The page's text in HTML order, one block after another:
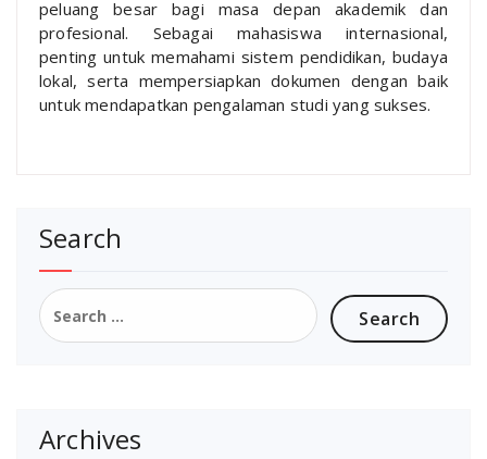
peluang besar bagi masa depan akademik dan
profesional. Sebagai mahasiswa internasional,
penting untuk memahami sistem pendidikan, budaya
lokal, serta mempersiapkan dokumen dengan baik
untuk mendapatkan pengalaman studi yang sukses.
Search
Search
for:
Archives